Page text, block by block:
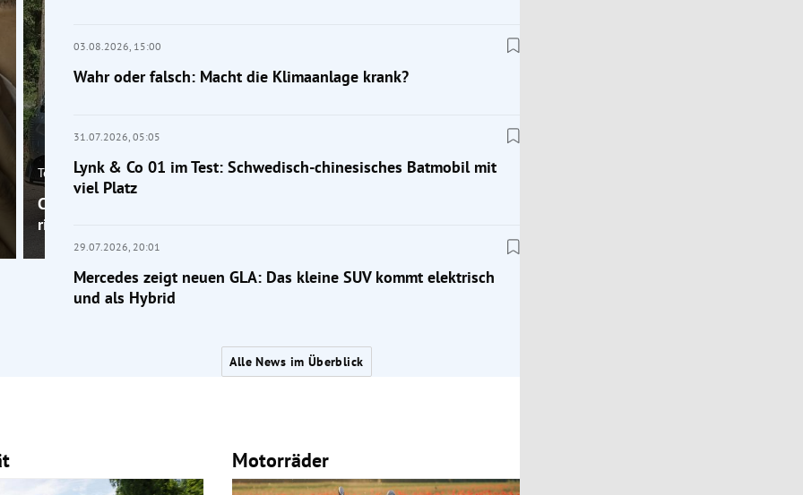
Tests
Citroën ë-C5 Aircross: Warum gerade die Elektroversion
richtig gut passt
03.08.2026, 15:00
Wahr oder falsch: Macht die Klimaanlage krank?
31.07.2026, 05:05
Lynk & Co 01 im Test: Schwedisch-chinesisches Batmobil mit
viel Platz
29.07.2026, 20:01
Mercedes zeigt neuen GLA: Das kleine SUV kommt elektrisch
und als Hybrid
Alle News im Überblick
Motorräder